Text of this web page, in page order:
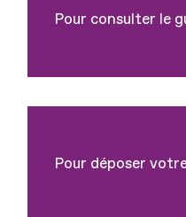
Pour consulter le
Pour déposer